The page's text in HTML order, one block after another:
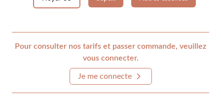
Pour consulter nos tarifs et passer commande, veuillez
vous connecter.
Je me connecte